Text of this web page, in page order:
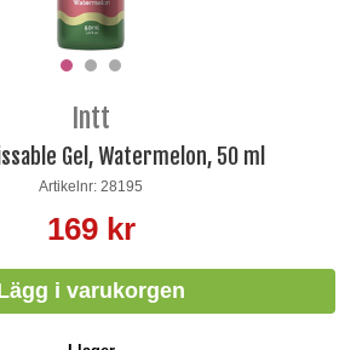
Intt
Gel, Watermelon, 50 ml
Artikelnr: 28195
169 kr